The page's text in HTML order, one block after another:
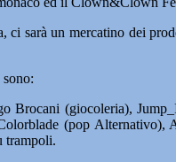
sarà un mercatino dei
(giocoleria),
(pop Alternativo),
trampoli.